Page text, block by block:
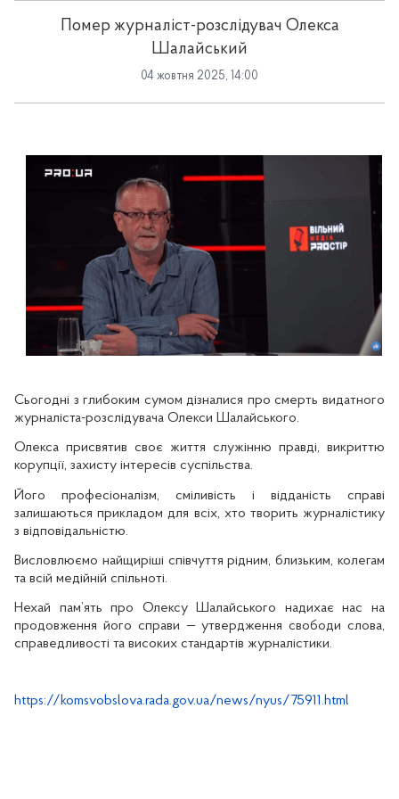
Помер журналіст-розслідувач Олекса
Шалайський
04 жовтня 2025, 14:00
Сьогодні з глибоким сумом дізналися про смерть видатного
журналіста-розслідувача Олекси Шалайського.
Олекса присвятив своє життя служінню правді, викриттю
корупції, захисту інтересів суспільства.
Його професіоналізм, сміливість і відданість справі
залишаються прикладом для всіх, хто творить журналістику
з відповідальністю.
Висловлюємо найщиріші співчуття рідним, близьким, колегам
та всій медійній спільноті.
Нехай пам’ять про Олексу Шалайського надихає нас на
продовження його справи — утвердження свободи слова,
справедливості та високих стандартів журналістики.
https://komsvobslova.rada.gov.ua/news/nyus/75911.html